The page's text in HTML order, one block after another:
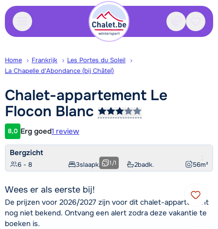
Contact
Home Frankrijk
Les Portes du Soleil
La Chapelle d'Abondance (bij Châtel)
Chalet-appartement Le
Flocon Blanc
Klantwaardering
8,0 Erg goed1 review
Bergzicht
6 - 8 3slaapk. 2badk. 56m²
1/1
Wees er als eerste bij!
De prijzen voor 2026/2027 zijn voor dit chalet-appartement
nog niet bekend. Ontvang een alert zodra deze vakantie te
boeken is.